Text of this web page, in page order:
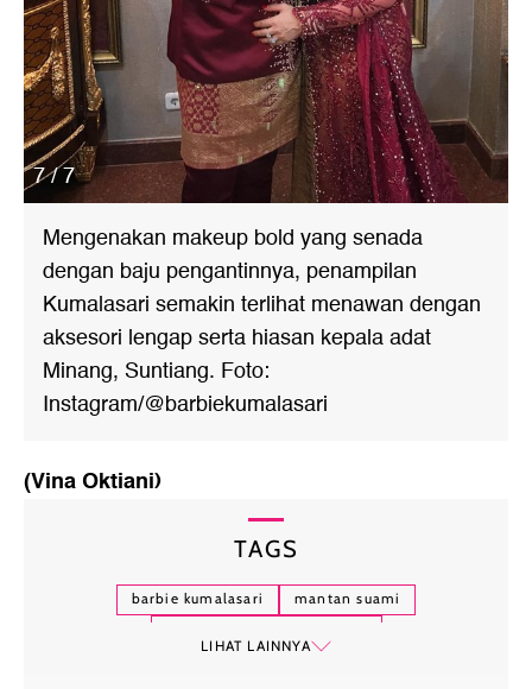
7 / 7
Mengenakan makeup bold yang senada
dengan baju pengantinnya, penampilan
Kumalasari semakin terlihat menawan dengan
aksesori lengap serta hiasan kepala adat
Minang, Suntiang. Foto:
Instagram/@barbiekumalasari
(Vina Oktiani)
TAGS
barbie kumalasari
mantan suami
LIHAT LAINNYA